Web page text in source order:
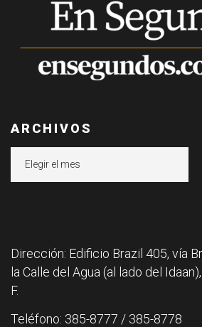
ARCHIVOS
Dirección: Edificio Brazil 405, vía
la Calle del Agua (al lado del
F.
Teléfono: 385-8777 / 385-8778